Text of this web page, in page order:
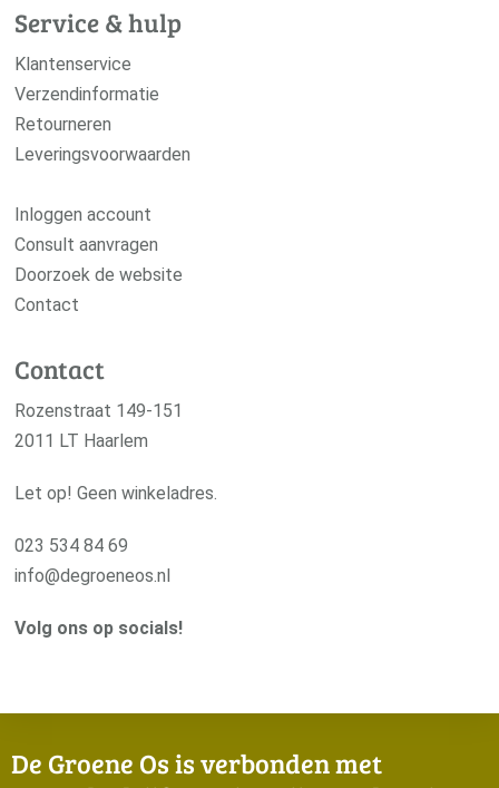
Service & hulp
Klantenservice
Verzendinformatie
Retourneren
Leveringsvoorwaarden
Inloggen account
Consult aanvragen
Doorzoek de website
Contact
Contact
Rozenstraat 149-151
2011 LT Haarlem
Let op! Geen winkeladres.
023 534 84 69
info@degroeneos.nl
Volg ons op socials!
De Groene Os is verbonden met